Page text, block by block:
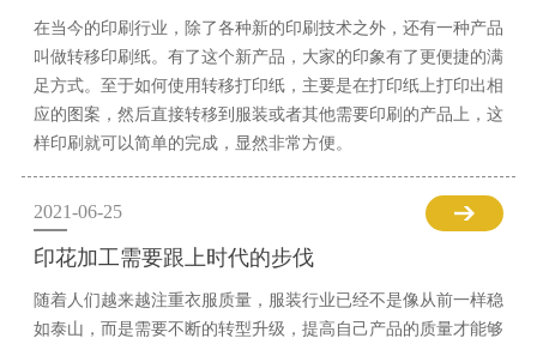
在当今的印刷行业，除了各种新的印刷技术之外，还有一种产品
叫做转移印刷纸。有了这个新产品，大家的印象有了更便捷的满
足方式。至于如何使用转移打印纸，主要是在打印纸上打印出相
应的图案，然后直接转移到服装或者其他需要印刷的产品上，这
样印刷就可以简单的完成，显然非常方便。
2021-06-25
印花加工需要跟上时代的步伐
随着人们越来越注重衣服质量，服装行业已经不是像从前一样稳
如泰山，而是需要不断的转型升级，提高自己产品的质量才能够